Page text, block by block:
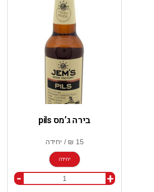
בירה ג’מס pils
יחידה
+
-